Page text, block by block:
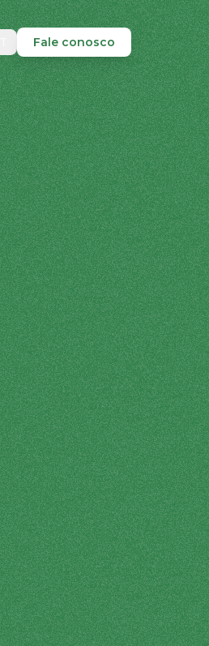
Fale conosco